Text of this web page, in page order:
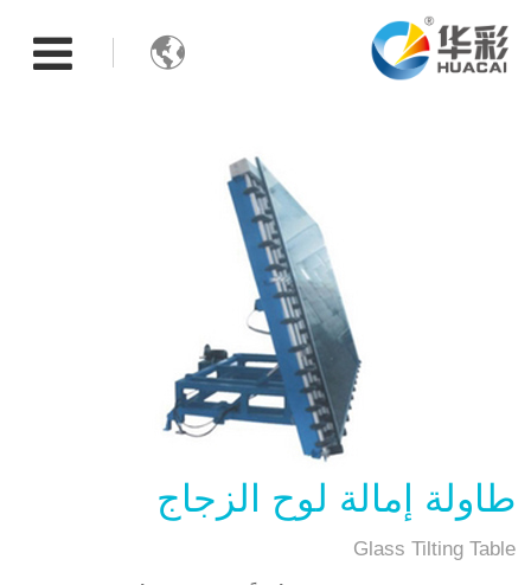

طاولة إمالة لوح الزجاج
Glass Tilting Table